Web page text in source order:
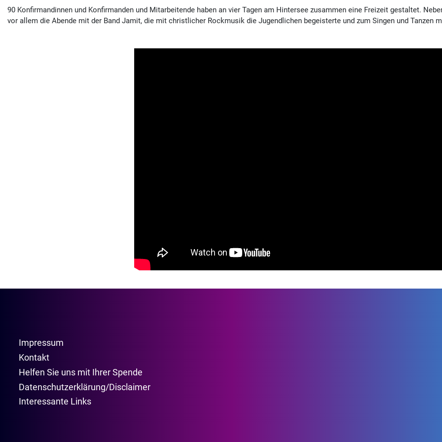
90 Konfirmandinnen und Konfirmanden und Mitarbeitende haben an vier Tagen am Hintersee zusammen eine Freizeit gestaltet.
vor allem die Abende mit der Band Jamit, die mit christlicher Rockmusik die Jugendlichen begeisterte und zum Singen und Tanzen
Impressum
Kontakt
Helfen Sie uns mit Ihrer Spende
Datenschutzerklärung/Disclaimer
Interessante Links